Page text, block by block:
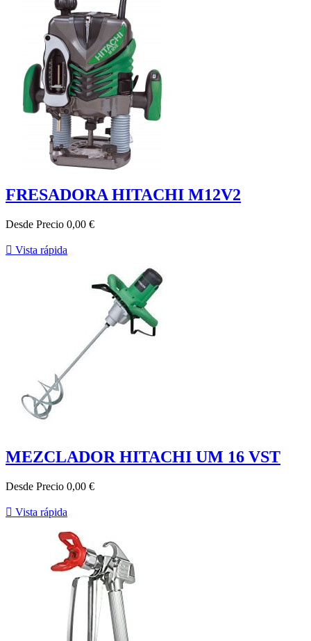
FRESADORA HITACHI M12V2
Desde Precio 0,00 €
 Vista rápida
MEZCLADOR HITACHI UM 16 VST
Desde Precio 0,00 €
 Vista rápida